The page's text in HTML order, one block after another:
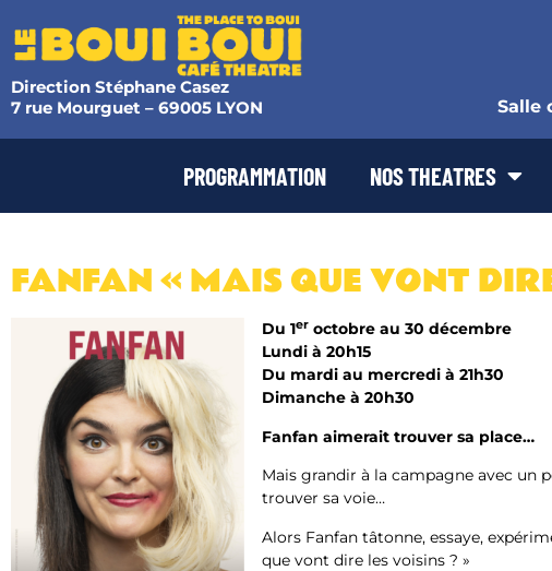
Direction Stéphane Casez
7 rue Mourguet – 69005 LYON
Salle
PROGRAMMATION NOS THEATRES
FANFAN « MAIS QUE VONT
Du 1er octobre au 30 décembre
Lundi à 20h15
Du mardi au mercredi à 21h30
Dimanche à 20h30
Fanfan aimerait trouver sa place…
Mais grandir à la campagne avec un
trouver sa voie…
Alors Fanfan tâtonne, essaye,
que vont dire les voisins ? »